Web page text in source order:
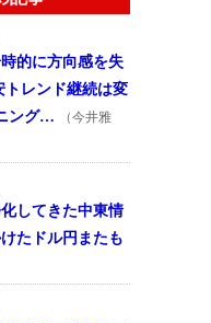
的に方向感を失
トレンド継続は変
ング…
（今井雅
してきた中東情
たドル円またも